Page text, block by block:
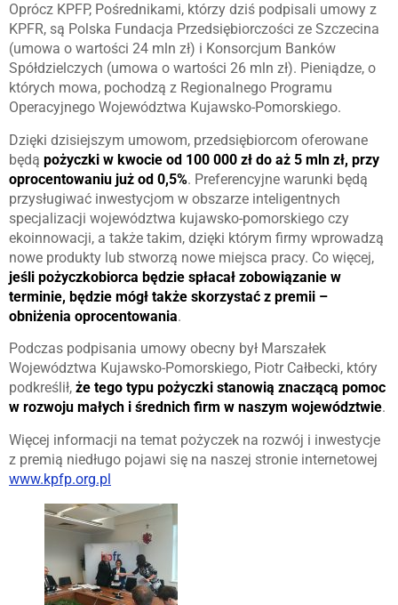
Oprócz KPFP, Pośrednikami, którzy dziś podpisali umowy z
KPFR, są Polska Fundacja Przedsiębiorczości ze Szczecina
(umowa o wartości 24 mln zł) i Konsorcjum Banków
Spółdzielczych (umowa o wartości 26 mln zł). Pieniądze, o
których mowa, pochodzą z Regionalnego Programu
Operacyjnego Województwa Kujawsko-Pomorskiego.
Dzięki dzisiejszym umowom, przedsiębiorcom oferowane
będą pożyczki w kwocie od 100 000 zł do aż 5 mln zł, przy
oprocentowaniu już od 0,5%. Preferencyjne warunki będą
przysługiwać inwestycjom w obszarze inteligentnych
specjalizacji województwa kujawsko-pomorskiego czy
ekoinnowacji, a także takim, dzięki którym firmy wprowadzą
nowe produkty lub stworzą nowe miejsca pracy. Co więcej,
jeśli pożyczkobiorca będzie spłacał zobowiązanie w
terminie, będzie mógł także skorzystać z premii –
obniżenia oprocentowania.
Podczas podpisania umowy obecny był Marszałek
Województwa Kujawsko-Pomorskiego, Piotr Całbecki, który
podkreślił, że tego typu pożyczki stanowią znaczącą pomoc
w rozwoju małych i średnich firm w naszym województwie.
Więcej informacji na temat pożyczek na rozwój i inwestycje
z premią niedługo pojawi się na naszej stronie internetowej
www.kpfp.org.pl